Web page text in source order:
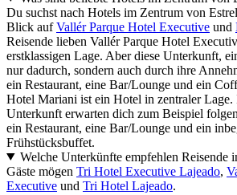
Du suchst nach Hotels im Zentrum von
Blick aufVallér Parque Hotel Executive und
Reisende lieben Vallér Parque Hotel
erstklassigen Lage. Aber diese Unterkunft,
nur dadurch, sondern auch durch ihre
ein Restaurant, eine Bar/Lounge und ein
Hotel Mariani ist ein Hotel in zentraler Lage.
Unterkunft erwarten dich zum Beispiel
ein Restaurant, eine Bar/Lounge und ein
Frühstücksbuffet.
Welche Unterkünfte empfehlen Reisende
Gäste mögen Tri Hotel Executive Lajeado,
Executive und Tri Hotel Lajeado.